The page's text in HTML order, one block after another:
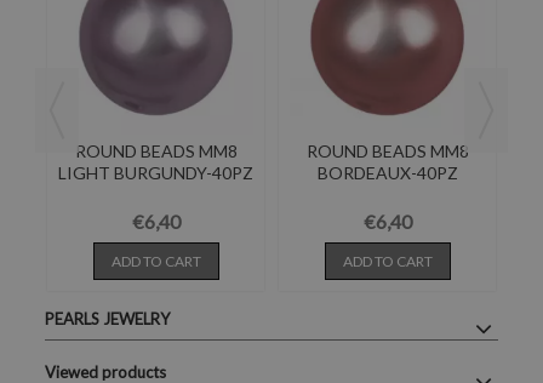
ROUND BEADS MM8
LIGHT BURGUNDY-40PZ
€6,40
ADD TO CART
ROUND BEADS MM8
BORDEAUX-40PZ
€6,40
ADD TO CART
PEARLS JEWELRY
Viewed products